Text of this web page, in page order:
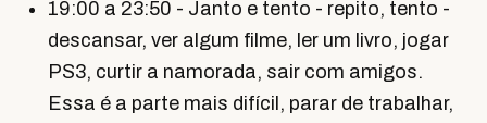
19:00 a 23:50 - Janto e tento - repito, tento -
descansar, ver algum filme, ler um livro, jogar
PS3, curtir a namorada, sair com amigos.
Essa é a parte mais difícil, parar de trabalhar,